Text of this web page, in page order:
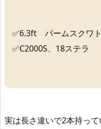
✅6.3ft パームスクワト
✅C2000S、18ステラ
実は長さ違いで2本持っ